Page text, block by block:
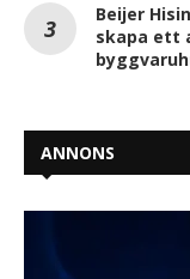
Beijer
skapa ett
ANNONS